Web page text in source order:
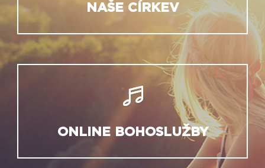
NAŠE CÍRKEV
ONLINE BOHOSLUŽBY